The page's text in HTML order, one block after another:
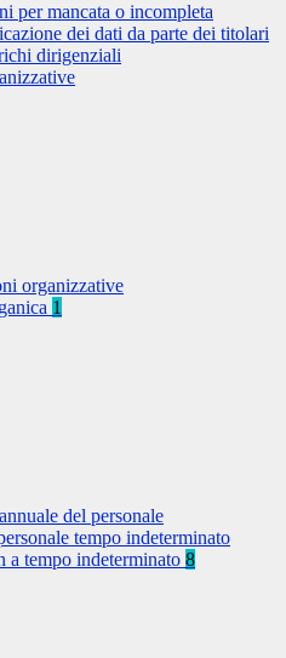
per mancata o incompleta
dei dati da parte dei titolari
dirigenziali
organizzative
1
del personale
tempo indeterminato
a tempo indeterminato 8